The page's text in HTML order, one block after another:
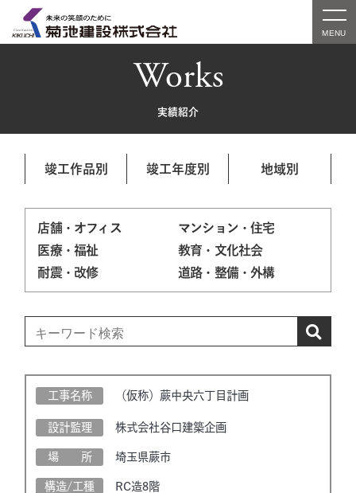
Works
実績紹介
竣工作品別 竣工年度別 地域別
店舗・オフィス
マンション・住宅
医療・福祉
教育・文化社会
耐震・改修
道路・整備・外構
工事名称 （仮称）蕨中央六丁目計画
設計監理 株式会社谷口建築企画
場 所 埼玉県蕨市
構造/工種 RC造8階